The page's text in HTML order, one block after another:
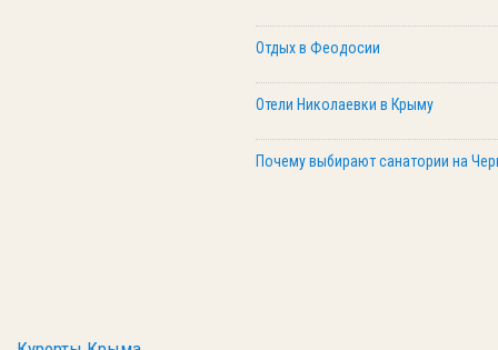
Отдых в Феодосии
Отели Николаевки в Крыму
Почему выбирают санатории на